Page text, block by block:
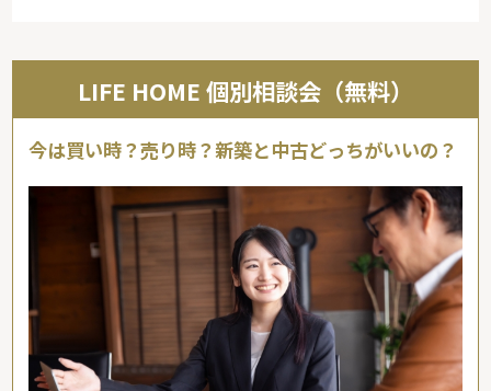
LIFE HOME 個別相談会（無料）
今は買い時？売り時？新築と中古どっちがいいの？